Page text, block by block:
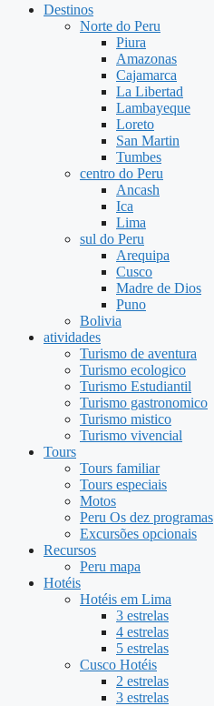
Destinos
Norte do Peru
Piura
Amazonas
Cajamarca
La Libertad
Lambayeque
Loreto
San Martin
Tumbes
centro do Peru
Ancash
Ica
Lima
sul do Peru
Arequipa
Cusco
Madre de Dios
Puno
Bolivia
atividades
Turismo de aventura
Turismo ecologico
Turismo Estudiantil
Turismo gastronomico
Turismo mistico
Turismo vivencial
Tours
Tours familiar
Tours especiais
Motos
Peru Os dez programas
Excursões opcionais
Recursos
Peru mapa
Hotéis
Hotéis em Lima
3 estrelas
4 estrelas
5 estrelas
Cusco Hotéis
2 estrelas
3 estrelas